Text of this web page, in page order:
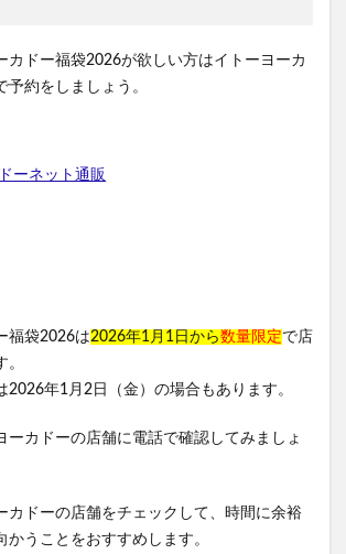
カドー福袋2026が欲しい方はイトーヨーカ
予約をしましょう。
ーネット通販
福袋2026は2026年1月1日から数量限定で店
年1月2日（金）の場合もあります。
ーカドーの店舗に電話で確認してみましょ
カドーの店舗をチェックして、時間に余裕
かうことをおすすめします。